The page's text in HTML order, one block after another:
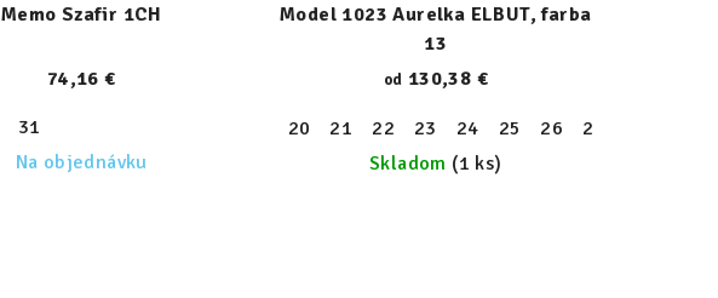
Memo Szafir 1CH
74,16 €
31
Na objednávku
Model 1023 Aurelka ELBUT, farba
13
od 130,38 €
20 21 22 23 24 25 26 27
Skladom (1 ks)